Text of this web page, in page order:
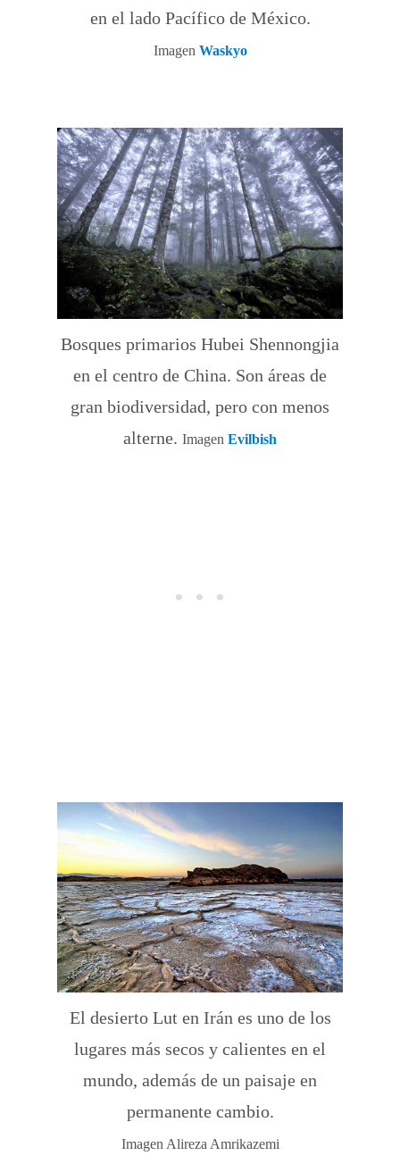
en el lado Pacífico de México.
Imagen Waskyo
Bosques primarios Hubei Shennongjia
en el centro de China. Son áreas de
gran biodiversidad, pero con menos
alterne. Imagen Evilbish
El desierto Lut en Irán es uno de los
lugares más secos y calientes en el
mundo, además de un paisaje en
permanente cambio.
Imagen Alireza Amrikazemi